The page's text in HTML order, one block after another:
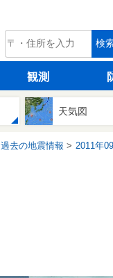
tenki.jp 検
観測
天気図
過去の地震情報 2011年